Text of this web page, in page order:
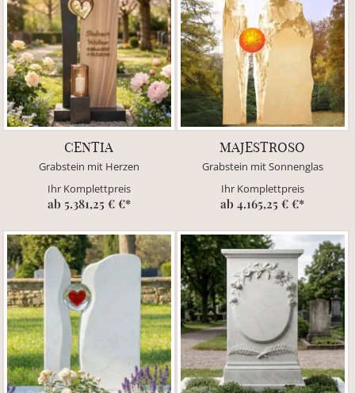
CENTIA
Grabstein mit Herzen
Ihr Komplettpreis
ab 5.381,25 € €*
MAJESTROSO
Grabstein mit Sonnenglas
Ihr Komplettpreis
ab 4.165,25 € €*